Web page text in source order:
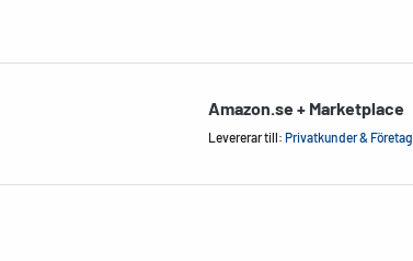
Amazon.se + Marketplace
Levererar till: Privatkunder & Företag